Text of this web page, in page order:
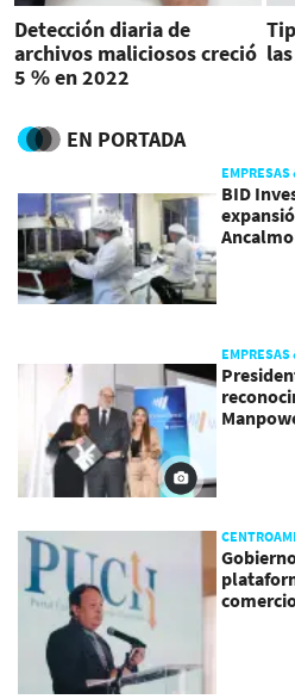
Detección diaria de
archivos maliciosos creció
5 % en 2022
EN PORTADA
BID
Ancalmo